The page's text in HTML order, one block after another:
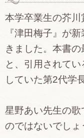
本学卒業生の芥
『津田梅子』が
きました。本書
と、引用されて
していた第2代学
星野あい先生の
のではないでしょ